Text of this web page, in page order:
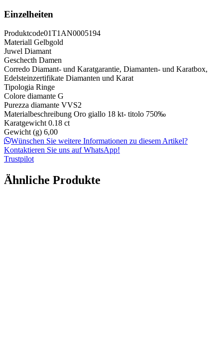
Einzelheiten
Produktcode01T1AN0005194
Materiall Gelbgold
Juwel Diamant
Geschecth Damen
Corredo Diamant- und Karatgarantie, Diamanten- und Karatbox,
Edelsteinzertifikate Diamanten und Karat
Tipologia Ringe
Colore diamante G
Purezza diamante VVS2
Materialbeschreibung Oro giallo 18 kt- titolo 750‰
Karatgewicht 0.18 ct
Gewicht (g) 6,00
Wünschen Sie weitere Informationen zu diesem Artikel?
Kontaktieren Sie uns auf WhatsApp!
Trustpilot
Ähnliche Produkte